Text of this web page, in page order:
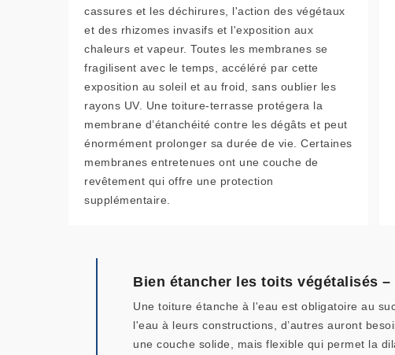
cassures et les déchirures, l'action des végétaux
et des rhizomes invasifs et l'exposition aux
chaleurs et vapeur. Toutes les membranes se
fragilisent avec le temps, accéléré par cette
exposition au soleil et au froid, sans oublier les
rayons UV. Une toiture-terrasse protégera la
membrane d’étanchéité contre les dégâts et peut
énormément prolonger sa durée de vie. Certaines
membranes entretenues ont une couche de
revêtement qui offre une protection
supplémentaire.
Bien étancher les toits végétalisés –
Une toiture étanche à l'eau est obligatoire au
l'eau à leurs constructions, d’autres auront
une couche solide, mais flexible qui permet la